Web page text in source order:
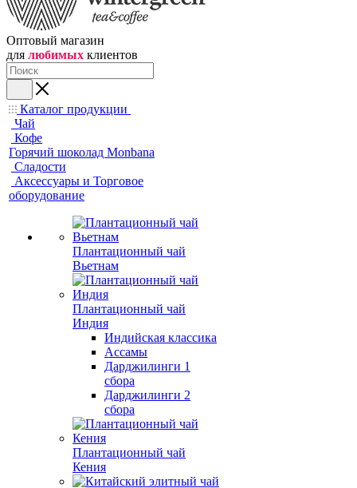
Оптовый магазин
для любимых клиентов
Каталог продукции
Чай
Кофе
Горячий шоколад Monbana
Сладости
Аксессуары и Торговое
оборудование
Плантационный чай
Вьетнам
Плантационный чай
Индия
Индийская классика
Ассамы
Дарджилинги 1
сбора
Дарджилинги 2
сбора
Плантационный чай
Кения